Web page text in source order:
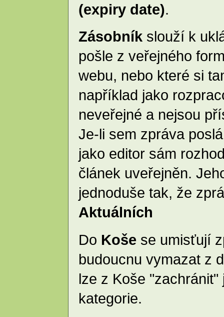
(expiry date).
Zásobník slouží k
pošle z veřejného
webu, nebo které si
například jako
neveřejné a nejsou
Je-li sem zpráva
jako editor sám
článek uveřejněn.
jednoduše tak, že
Aktuálních
Do Koše se umisťují
budoucnu vymazat z
lze z Koše
kategorie.